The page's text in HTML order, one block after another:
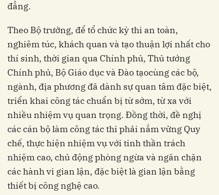
đẳng.
Theo Bộ trưởng, để tổ chức kỳ thi an toàn,
nghiêm túc, khách quan và tạo thuận lợi nhất cho
thí sinh, thời gian qua Chính phủ, Thủ tướng
Chính phủ, Bộ Giáo dục và Đào tạocùng các bộ,
ngành, địa phương đã dành sự quan tâm đặc biệt,
triển khai công tác chuẩn bị từ sớm, từ xa với
nhiều nhiệm vụ quan trọng. Đồng thời, đề nghị
các cán bộ làm công tác thi phải nắm vững Quy
chế, thực hiện nhiệm vụ với tinh thần trách
nhiệm cao, chủ động phòng ngừa và ngăn chặn
các hành vi gian lận, đặc biệt là gian lận bằng
thiết bị công nghệ cao.